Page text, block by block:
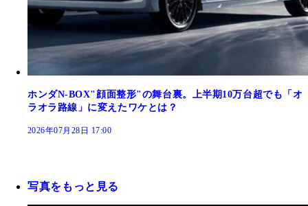
ホンダN-BOX"顔面整形"の舞台裏。上半期10万台超でも「オ
ラオラ路線」に変えたワケとは？
2026年07月28日 17:00
写真をもっと見る